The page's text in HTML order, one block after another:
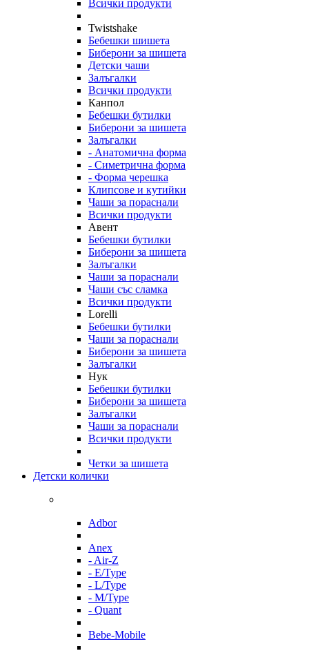
Всички продукти
Twistshake
Бебешки шишета
Биберони за шишета
Детски чаши
Залъгалки
Всички продукти
Канпол
Бебешки бутилки
Биберони за шишета
Залъгалки
- Анатомична форма
- Симетрична форма
- Форма черешка
Клипсове и кутийки
Чаши за пораснали
Всички продукти
Авент
Бебешки бутилки
Биберони за шишета
Залъгалки
Чаши за пораснали
Чаши със сламка
Всички продукти
Lorelli
Бебешки бутилки
Чаши за пораснали
Биберони за шишета
Залъгалки
Нук
Бебешки бутилки
Биберони за шишета
Залъгалки
Чаши за пораснали
Всички продукти
Четки за шишета
Детски колички
Adbor
Anex
- Air-Z
- E/Type
- L/Type
- M/Type
- Quant
Bebe-Mobile